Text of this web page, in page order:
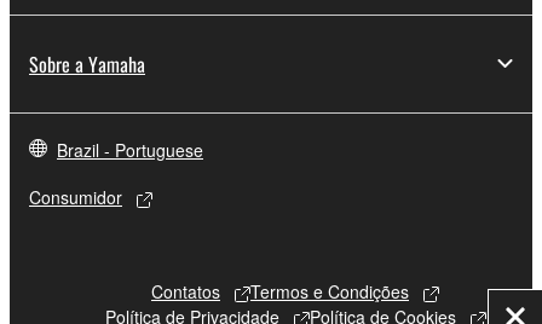
Sobre a Yamaha
Brazil - Portuguese
Consumidor
Contatos
Termos e Condições
Política de Privacidade
Política de Cookies